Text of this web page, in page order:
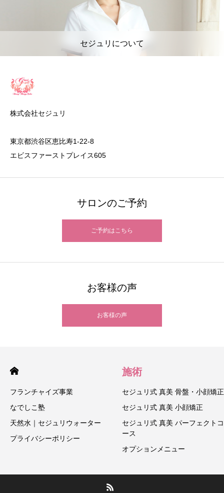
セジュリについて
株式会社セジュリ
東京都渋谷区恵比寿1-22-8
エビスファーストプレイス605
サロンのご予約
ご予約はこちら
お客様の声
お客様の声
フランチャイズ事業
なでしこ塾
天然水｜セジュリウォーター
プライバシーポリシー
施術
セジュリ式 真美 骨盤・小顔矯正
セジュリ式 真美 小顔矯正
セジュリ式 真美 パーフェクトコ
ース
オプションメニュー